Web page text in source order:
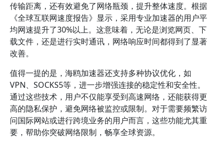
传输距离，还有效避免了网络瓶颈，提升整体速度。根据
《全球互联网速度报告》显示，采用专业加速器的用户平
均网速提升了30%以上。这意味着，无论是浏览网页、下
载文件，还是进行实时通讯，网络响应时间都得到了显著
改善。
值得一提的是，海鸥加速器还支持多种协议优化，如
VPN、SOCKS5等，进一步增强连接的稳定性和安全性。
通过这些技术，用户不仅能享受到高速网络，还能获得更
高的隐私保护，避免网络被监控或限制。对于需要频繁访
问国际网站或进行跨境业务的用户而言，这些功能尤其重
要，帮助你突破网络限制，畅享全球资源。